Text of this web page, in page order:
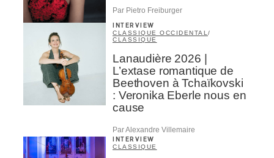
Par Pietro Freiburger
INTERVIEW
CLASSIQUE OCCIDENTAL /
CLASSIQUE
Lanaudière 2026 |
L’extase romantique de
Beethoven à Tchaïkovski
: Veronika Eberle nous en
cause
Par Alexandre Villemaire
INTERVIEW
CLASSIQUE